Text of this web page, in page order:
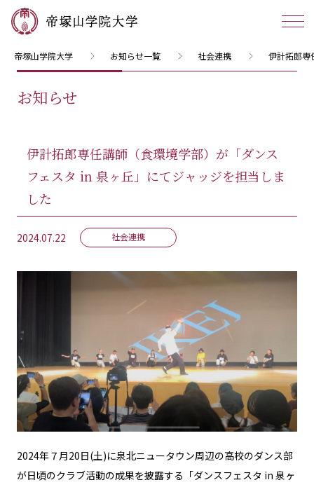
帝塚山学院大学 お知らせ一覧 社会連携 伊計拓郎専
お知らせ
伊計拓郎専任講師（食環境学部）が「ダンス
フェスタ in 泉ヶ丘」にてジャッジを担当しま
した
2024.07.22 社会連携
2024年７月20日(土)に泉北ニュータウン周辺の高校のダンス部
が日頃のクラブ活動の成果を披露する「ダンスフェスタ in 泉ヶ